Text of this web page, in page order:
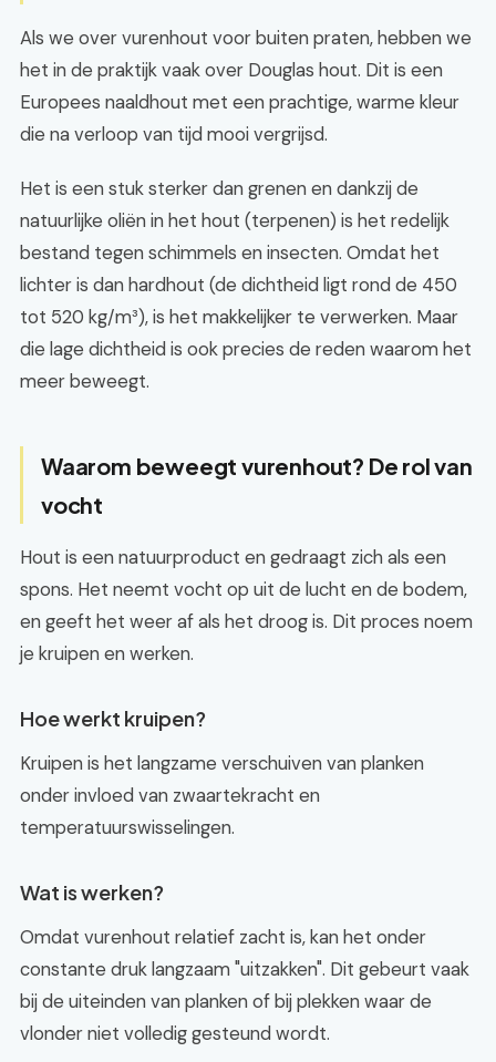
Als we over vurenhout voor buiten praten, hebben we
het in de praktijk vaak over Douglas hout. Dit is een
Europees naaldhout met een prachtige, warme kleur
die na verloop van tijd mooi vergrijsd.
Het is een stuk sterker dan grenen en dankzij de
natuurlijke oliën in het hout (terpenen) is het redelijk
bestand tegen schimmels en insecten. Omdat het
lichter is dan hardhout (de dichtheid ligt rond de 450
tot 520 kg/m³), is het makkelijker te verwerken. Maar
die lage dichtheid is ook precies de reden waarom het
meer beweegt.
Waarom beweegt vurenhout? De rol van
vocht
Hout is een natuurproduct en gedraagt zich als een
spons. Het neemt vocht op uit de lucht en de bodem,
en geeft het weer af als het droog is. Dit proces noem
je kruipen en werken.
Hoe werkt kruipen?
Kruipen is het langzame verschuiven van planken
onder invloed van zwaartekracht en
temperatuurswisselingen.
Wat is werken?
Omdat vurenhout relatief zacht is, kan het onder
constante druk langzaam "uitzakken". Dit gebeurt vaak
bij de uiteinden van planken of bij plekken waar de
vlonder niet volledig gesteund wordt.